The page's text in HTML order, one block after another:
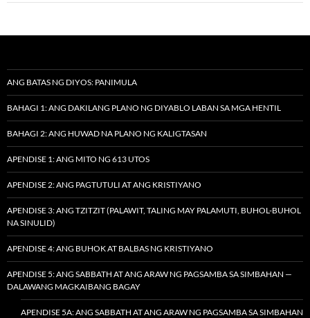
ANG BATAS NG DIYOS: PANIMULA
BAHAGI 1: ANG DAKILANG PLANO NG DIYABLO LABAN SA MGA HENTIL
BAHAGI 2: ANG HUWAD NA PLANO NG KALIGTASAN
APENDISE 1: ANG MITO NG 613 UTOS
APENDISE 2: ANG PAGTUTULI AT ANG KRISTIYANO
APENDISE 3: ANG TZITZIT (PALAWIT, TALING MAY PALAMUTI, BUHOL-BUHOL
NA SINULID)
APENDISE 4: ANG BUHOK AT BALBAS NG KRISTIYANO
APENDISE 5: ANG SABBATH AT ANG ARAW NG PAGSAMBA SA SIMBAHAN —
DALAWANG MAGKAIBANG BAGAY
APENDISE 5A: ANG SABBATH AT ANG ARAW NG PAGSAMBA SA SIMBAHAN